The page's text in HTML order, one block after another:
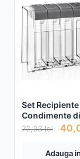
Set
Condimente
Transparente
72,33lei
Adauga